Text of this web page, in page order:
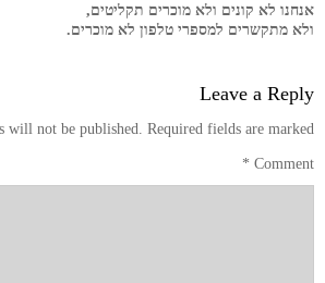
אנחנו לא קונים ולא מוכרים תקליטים,
ולא מתקשרים למספרי טלפון לא מוכרים.
Leave a Reply
will not be published. Required fields are marked
Comment
*